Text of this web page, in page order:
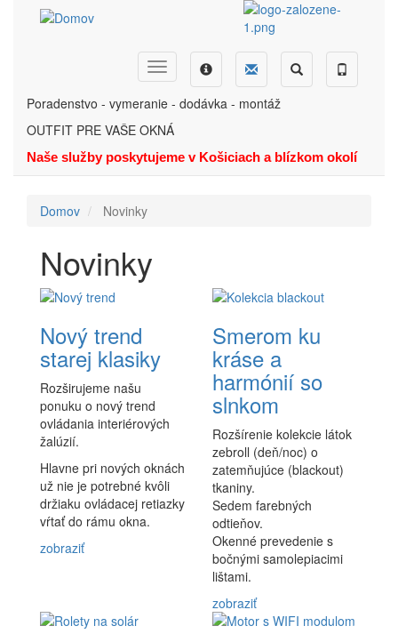
Telefón
Hľadať
Dopyt
Menu
Ponuka
Poradenstvo - vymeranie - dodávka - montáž
OUTFIT PRE VAŠE OKNÁ
Naše služby poskytujeme v Košiciach a blízkom okolí
Domov Novinky
Novinky
Nový trend
starej klasiky
Rozširujeme našu
ponuku o nový trend
ovládania interiérových
žalúzií.
Hlavne pri nových oknách
už nie je potrebné kvôli
držiaku ovládacej retiazky
vŕtať do rámu okna.
zobraziť
Smerom ku
kráse a
harmónií so
slnkom
Rozšírenie kolekcie látok
zebroll (deň/noc) o
zatemňujúce (blackout)
tkaniny.
Sedem farebných
odtieňov.
Okenné prevedenie s
bočnými samolepiacimi
lištami.
zobraziť